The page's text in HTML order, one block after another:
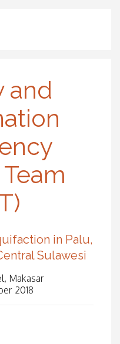
and
in Palu,
Sulawesi
Makasar
2018